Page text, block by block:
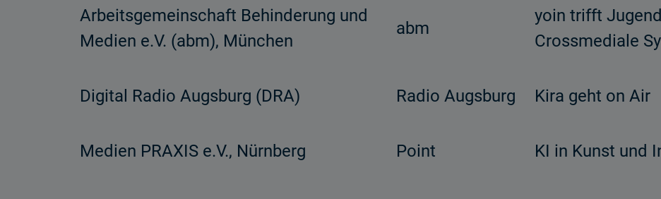
Arbeitsgemeinschaft Behinderung und
Medien e.V. (abm), München
abm
yoin trifft
Crossmediale
Digital Radio Augsburg (DRA) Radio Augsburg Kira geht on Air
Medien PRAXIS e.V., Nürnberg Point KI in Kunst und